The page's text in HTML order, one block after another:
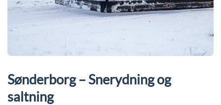
Sønderborg – Snerydning og
saltning